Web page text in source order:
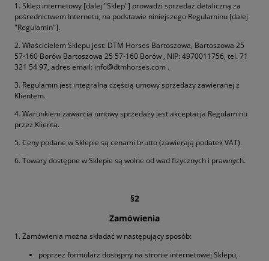
1. Sklep internetowy [dalej "Sklep"] prowadzi sprzedaż detaliczną za
pośrednictwem Internetu, na podstawie niniejszego Regulaminu [dalej
"Regulamin"].
2. Właścicielem Sklepu jest: DTM Horses Bartoszowa, Bartoszowa 25
57-160 Borów Bartoszowa 25 57-160 Borów , NIP: 4970011756, tel. 71
321 54 97, adres email: info@dtmhorses.com .
3. Regulamin jest integralną częścią umowy sprzedaży zawieranej z
Klientem.
4. Warunkiem zawarcia umowy sprzedaży jest akceptacja Regulaminu
przez Klienta.
5. Ceny podane w Sklepie są cenami brutto (zawierają podatek VAT).
6. Towary dostępne w Sklepie są wolne od wad fizycznych i prawnych.
§2
Zamówienia
1. Zamówienia można składać w następujący sposób:
poprzez formularz dostępny na stronie internetowej Sklepu,